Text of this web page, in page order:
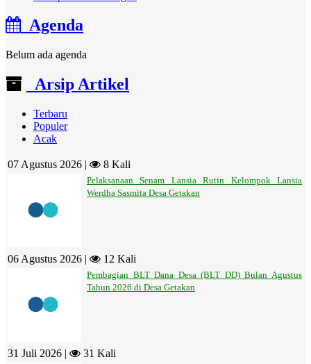
Agenda
Belum ada agenda
Arsip Artikel
Terbaru
Populer
Acak
07 Agustus 2026 | 8 Kali
Pelaksanaan Senam Lansia Rutin Kelompok Lansia
Werdha Sasmita Desa Getakan
06 Agustus 2026 | 12 Kali
Pembagian BLT Dana Desa (BLT DD) Bulan Agustus
Tahun 2026 di Desa Getakan
31 Juli 2026 | 31 Kali